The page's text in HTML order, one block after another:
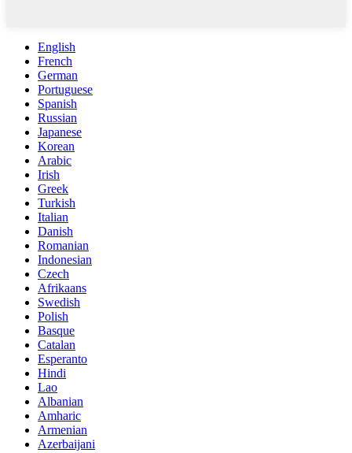
English
French
German
Portuguese
Spanish
Russian
Japanese
Korean
Arabic
Irish
Greek
Turkish
Italian
Danish
Romanian
Indonesian
Czech
Afrikaans
Swedish
Polish
Basque
Catalan
Esperanto
Hindi
Lao
Albanian
Amharic
Armenian
Azerbaijani